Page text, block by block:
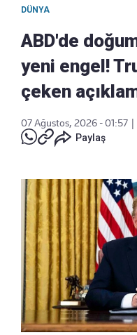
DÜNYA
ABD'de
yeni engel!
çeken
07 Ağustos, 2026 - 01:57
Paylaş